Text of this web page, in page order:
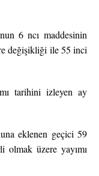
6 ncı maddesinin
değişikliği ile 55 inci
tarihini izleyen ay
eklenen geçici 59
olmak üzere yayımı